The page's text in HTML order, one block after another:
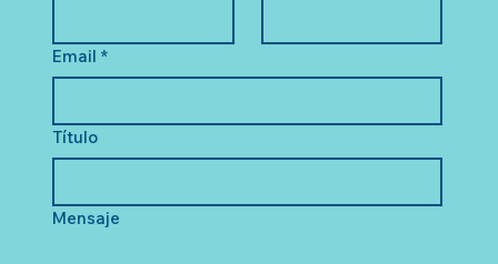
Email *
Título
Mensaje